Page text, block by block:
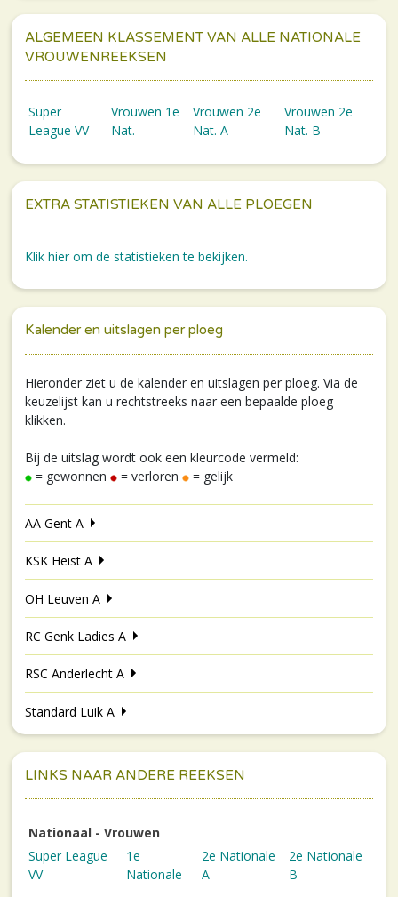
ALGEMEEN KLASSEMENT VAN ALLE NATIONALE
VROUWENREEKSEN
Super
League VV
Vrouwen 1e
Nat.
Vrouwen 2e
Nat. A
Vrouwen 2e
Nat. B
EXTRA STATISTIEKEN VAN ALLE PLOEGEN
Klik hier om de statistieken te bekijken.
Kalender en uitslagen per ploeg
Hieronder ziet u de kalender en uitslagen per ploeg. Via de
keuzelijst kan u rechtstreeks naar een bepaalde ploeg
klikken.
Bij de uitslag wordt ook een kleurcode vermeld:
= gewonnen
= verloren = gelijk
AA Gent A
KSK Heist A
OH Leuven A
RC Genk Ladies A
RSC Anderlecht A
Standard Luik A
LINKS NAAR ANDERE REEKSEN
Nationaal - Vrouwen
Super League
VV
1e
Nationale
2e Nationale
A
2e Nationale
B